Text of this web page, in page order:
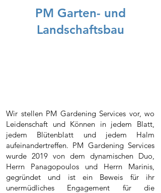
PM Garten- und
Landschaftsbau
Wir stellen PM Gardening Services vor, wo
Leidenschaft und Können in jedem Blatt,
jedem Blütenblatt und jedem Halm
aufeinandertreffen. PM Gardening Services
wurde 2019 von dem dynamischen Duo,
Herrn Panagopoulos und Herrn Marinis,
gegründet und ist ein Beweis für ihr
unermüdliches Engagement für die